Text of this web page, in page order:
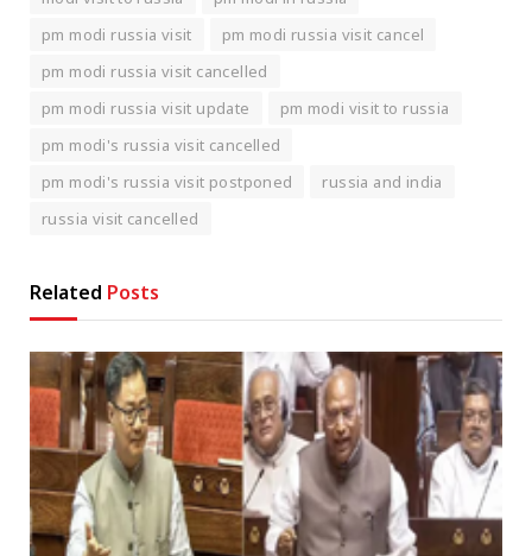
pm modi russia visit
pm modi russia visit cancel
pm modi russia visit cancelled
pm modi russia visit update
pm modi visit to russia
pm modi's russia visit cancelled
pm modi's russia visit postponed
russia and india
russia visit cancelled
Related Posts